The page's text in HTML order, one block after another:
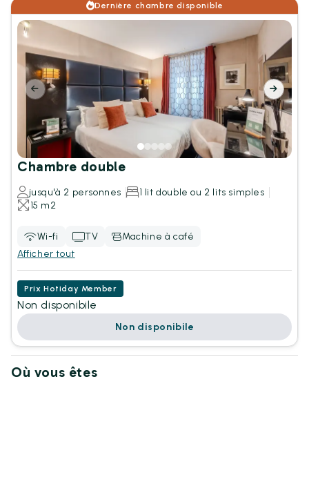
Dernière chambre disponible
Chambre double
jusqu'à 2 personnes
1 lit double ou 2 lits simples
15 m2
Wi-fi TV
Machine à café
Afficher tout
Prix Hotiday Member
Non disponibile
Non disponibile
Où vous êtes